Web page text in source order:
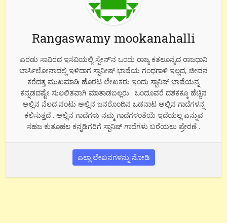
Rangaswamy mookanahalli
ಎರಡು ಸಾವಿರದ ಇಸವಿಯಲ್ಲಿ ಸ್ಪೇನ್’ನ ಒಂದು ರಾಜ್ಯ ಕತಲೂನ್ಯದ ರಾಜಧಾನಿ
ಬಾರ್ಸಿಲೋನಾದಲ್ಲಿ ಇಳಿದಾಗ ಸ್ಪಾನೀಷ್ ಭಾಷೆಯ ಗಂಧಗಾಳಿ ಇಲ್ಲದ, ಜೀವನ
ಕರೆದತ್ತ ಮುಖಮಾಡಿ ಹೊರಟ ಲೇಖಕರು ಇಂದು ಸ್ಪಾನಿಷ್ ಭಾಷೆಯನ್ನ
ಕನ್ನಡದಷ್ಟೇ ಸುಲಲಿತವಾಗಿ ಮಾತಾಡಬಲ್ಲರು . ಒಂದೂವರೆ ದಶಕಕ್ಕೂ ಹೆಚ್ಚಿನ
ಅಲ್ಲಿನ ನೆಲದ ನಂಟು ಅಲ್ಲಿನ ಜನರೊಂದಿನ ಒಡನಾಟ ಅಲ್ಲಿನ ಗಾದೆಗಳನ್ನ
ಕಲಿಸುತ್ತದೆ . ಅಲ್ಲಿನ ಗಾದೆಗಳು ನಮ್ಮ ಗಾದೆಗಳಂತೆಯೆ ಇದೆಯಲ್ಲ ಎನ್ನುವ
ಸಹಜ ಕುತೂಹಲ ಕನ್ನಡಿಗರಿಗೆ ಸ್ಪಾನಿಷ್ ಗಾದೆಗಳು ಬರೆಯಲು ಪ್ರೇರಣೆ .
ಎಲ್ಲಾ ಲೇಖನಗಳನ್ನು ನೋಡಿ